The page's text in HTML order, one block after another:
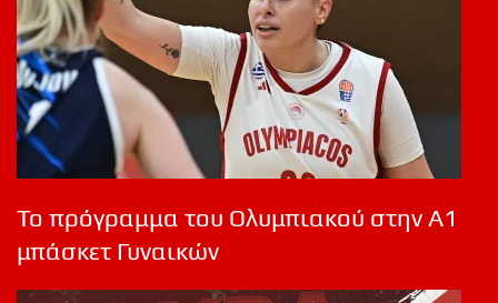
Το πρόγραμμα του Ολυμπιακού στην Α1
μπάσκετ Γυναικών